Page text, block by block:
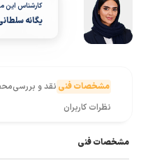
کارشناس این
یگانه
مشخصات فنی نقد و بررسی
نظرات کاربران
مشخصات فنی